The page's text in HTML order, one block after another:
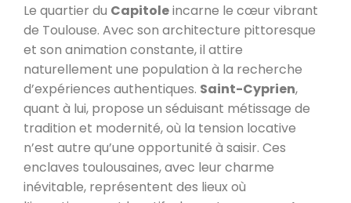
Le quartier du Capitoleincarne le cœur vibrant
de Toulouse. Avec son architecture pittoresque
et son animation constante, il attire
naturellement une population à la recherche
d’expériences authentiques. Saint-Cyprien,
quant à lui, propose un séduisant métissage de
tradition et modernité, où la tension locative
n’est autre qu’une opportunité à saisir. Ces
enclaves toulousaines, avec leur charme
inévitable, représentent des lieux où